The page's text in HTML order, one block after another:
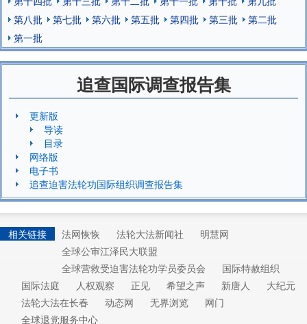
第八批
第七批 第六批 第五批 第四批 第三批
第二批
第一批
追查国际调查报告集
更新版
导读
目录
网络版
电子书
追查迫害法轮功国际组织调查报告集
相关链接 法网恢恢 法轮大法新闻社
明慧网
全球公审江泽民大联盟
全球营救受迫害法轮功学员委员会
国际特赦组织
国际法庭
人权观察 正见 希望之声 新唐人
大纪元
法轮大法在长春
动态网 无界浏览
网门
全球退党服务中心